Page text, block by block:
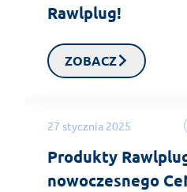
Rawlplug!
ZOBACZ
27 stycznia 2025
Produkty
nowoczesnego